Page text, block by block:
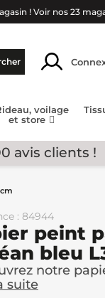
!Voir nos 23
voilage
et store
avis clients !
: 84944
peint
bleu
notre
suite